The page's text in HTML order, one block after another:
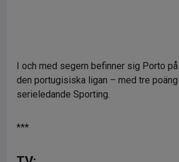
I och med segern befinner sig Porto
den portugisiska ligan – med tre
serieledande Sporting.
***